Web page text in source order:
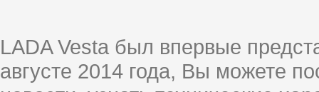
LADA Vesta был впервые
августе 2014 года, Вы можете